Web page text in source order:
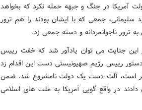
آمریکا در جنگ و جبهه حمله نکرد که بخواهد
جمعی که با ایشان بودند را هم ترور
ترور ناجوانمردانه و دسته جمعی زد.
این جنایت می توان یادآور شد که خفت رییس
رییس رژیم صهیونیستی دست این اقدام زد
است، آلت دست یک دولت نامشروع شد. ضمن
در واقع گویی آمریکا به ملت های اسلامی